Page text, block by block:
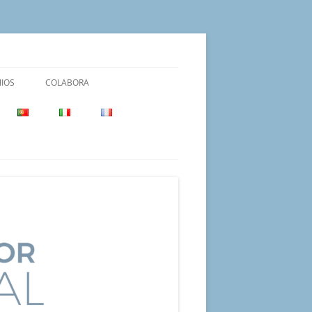
COLABORA